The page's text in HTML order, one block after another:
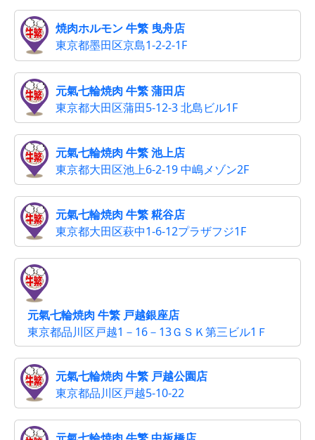
焼肉ホルモン 牛繁 曳舟店
東京都墨田区京島1-2-2-1F
元氣七輪焼肉 牛繁 蒲田店
東京都大田区蒲田5-12-3 北島ビル1F
元氣七輪焼肉 牛繁 池上店
東京都大田区池上6-2-19 中嶋メゾン2F
元氣七輪焼肉 牛繁 糀谷店
東京都大田区萩中1-6-12プラザフジ1F
元氣七輪焼肉 牛繁 戸越銀座店
東京都品川区戸越1－16－13ＧＳＫ第三ビル1Ｆ
元氣七輪焼肉 牛繁 戸越公園店
東京都品川区戸越5-10-22